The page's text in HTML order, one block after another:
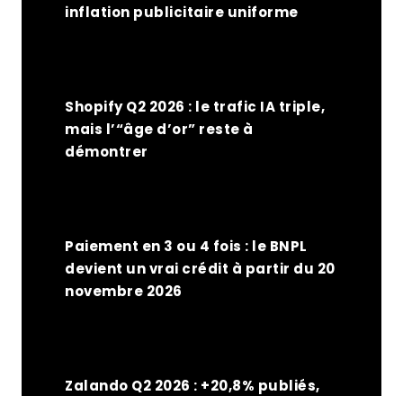
inflation publicitaire uniforme
Shopify Q2 2026 : le trafic IA triple,
mais l’“âge d’or” reste à
démontrer
Paiement en 3 ou 4 fois : le BNPL
devient un vrai crédit à partir du 20
novembre 2026
Zalando Q2 2026 : +20,8% publiés,